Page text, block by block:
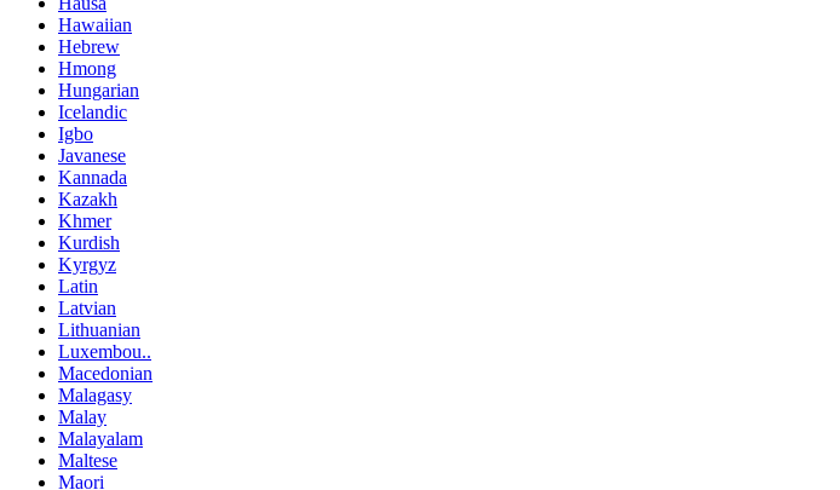
Hawaiian
Hebrew
Hmong
Hungarian
Icelandic
Igbo
Javanese
Kannada
Kazakh
Khmer
Kurdish
Kyrgyz
Latin
Latvian
Lithuanian
Luxembou..
Macedonian
Malagasy
Malay
Malayalam
Maltese
Maori